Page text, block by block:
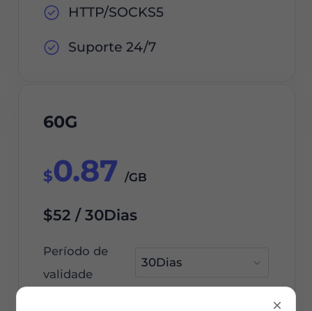
HTTP/SOCKS5
Suporte 24/7
60G
$0.87 /GB
$52 / 30Dias
Período de
validade